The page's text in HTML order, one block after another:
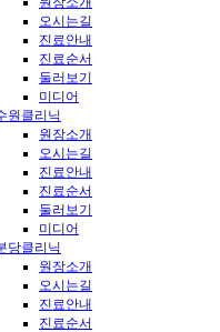
오시는길
진료안내
진료순서
둘러보기
미디어
원클리닉
원장소개
오시는길
진료안내
진료순서
둘러보기
미디어
당클리닉
원장소개
오시는길
진료안내
진료순서